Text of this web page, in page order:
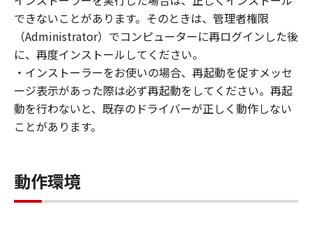
(2) お客様は、上記(1)に基づいて「本ソフトウ
ェア」を使用するためのバックアップとして、
「本ソフトウェア」を１部、複製することがで
きます。
(3) 上記(1)および(2)に定める場合を除き、キヤ
ノンまたはキヤノンのライセンサーのいかなる
知的財産権も、明示たると黙示たるとを問わ
ず、本契約書によってお客様に譲渡あるいは許
２．制限
(1) お客様は、再使用許諾、譲渡、販売、頒
できないことがあります。そのときは、管理者権限
（Administrator）でコンピューターに再ログインした後
に、再度インストールしてください。
・インストーラーをお使いの場合、再起動を促すメッセ
ージ表示があった際は必ず再起動をしてください。再起
動を行わないと、既存のドライバーが正しく動作しない
ことがあります。
動作環境